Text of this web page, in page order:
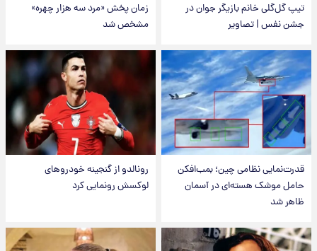
تیپ گل‌گلی خانم بازیگر جوان در
جشن نفس | تصاویر
زمان پخش «مرد سه هزار چهره»
مشخص شد
قدرت‌نمایی نظامی چین؛ بمب‌افکن
حامل موشک هسته‌ای در آسمان
ظاهر شد
رونالدو از گنجینه خودروهای
لوکسش رونمایی کرد